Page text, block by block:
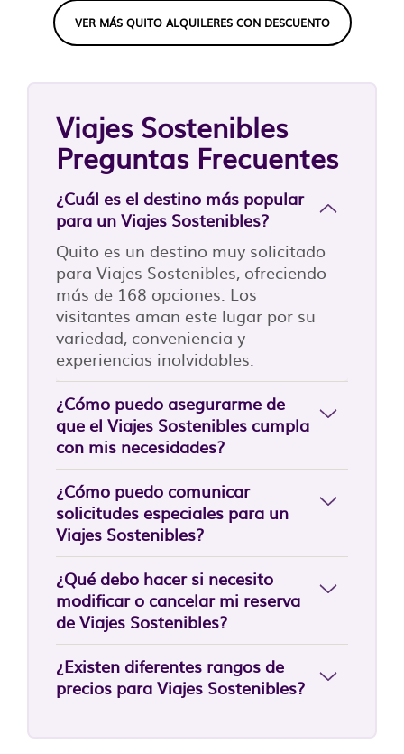
VER MÁS QUITO ALQUILERES CON DESCUENTO
Viajes Sostenibles
Preguntas Frecuentes
¿Cuál es el destino más popular
para un Viajes Sostenibles?
Quito es un destino muy solicitado
para Viajes Sostenibles, ofreciendo
más de 168 opciones. Los
visitantes aman este lugar por su
variedad, conveniencia y
experiencias inolvidables.
¿Cómo puedo asegurarme de
que el Viajes Sostenibles cumpla
con mis necesidades?
¿Cómo puedo comunicar
solicitudes especiales para un
Viajes Sostenibles?
¿Qué debo hacer si necesito
modificar o cancelar mi reserva
de Viajes Sostenibles?
¿Existen diferentes rangos de
precios para Viajes Sostenibles?